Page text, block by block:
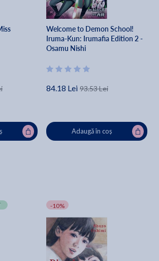
Welcome to Demon School!
Iruma-Kun: Irumafia Edition 2 -
Osamu Nishi
84.18 Lei 93.53 Lei
Adaugă în coș
-10%